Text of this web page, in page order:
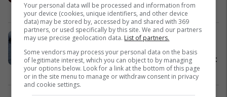
viral
Virale 10/05/2026
"Më ndryshoi përgjithmonë",
alpinisti i mbijeton ortekut në
Everest - flet për momentet e tmerrit
Virale 09/05/2026
Your personal data will be processed and information from
your device (cookies, unique identifiers, and other device
data) may be stored by, accessed by and shared with 369
partners, or used specifically by this site. We and our partners
may use precise geolocation data. List of partners.
Some vendors may process your personal data on the basis
of legitimate interest, which you can object to by managing
your options below. Look for a link at the bottom of this page
or in the site menu to manage or withdraw consent in privacy
and cookie settings.